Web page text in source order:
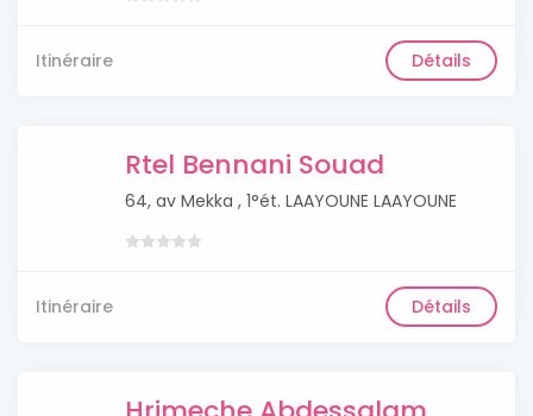
Itinéraire Détails
Rtel Bennani Souad
64, av Mekka , 1°ét. LAAYOUNE LAAYOUNE
Itinéraire Détails